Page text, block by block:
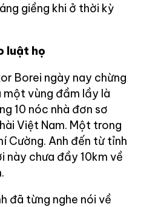
giềng khi ở thời kỳ
luật họ
Borei ngày nay chừng
một vùng đầm lầy là
10 nóc nhà đơn sơ
Việt Nam. Một trong
Cường. Anh đến từ tỉnh
này chưa đầy 10km về
đã từng nghe nói về